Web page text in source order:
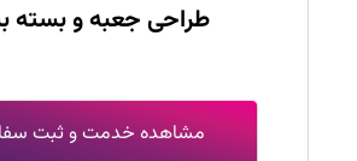
طراحی جعبه و بسته
مشاهده خدمت و ثبت